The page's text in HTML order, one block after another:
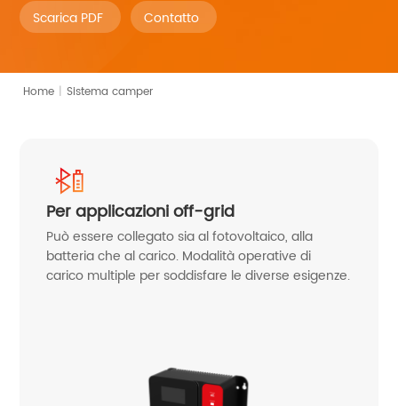
Scarica PDF Contatto
Home | Sistema camper
Per applicazioni off-grid
Può essere collegato sia al fotovoltaico, alla
batteria che al carico. Modalità operative di
carico multiple per soddisfare le diverse esigenze.